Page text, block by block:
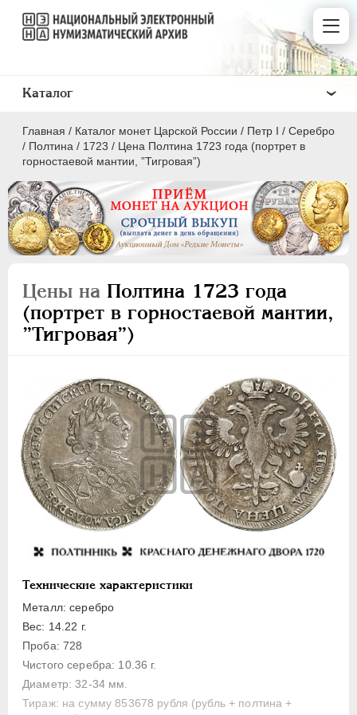
Главная / Каталог монет Царской России / Пeтр I / Серебро
/ Полтина / 1723 / Цена Полтина 1723 года (портрет в
горностаевой мантии, ”Тигровая”)
Цены на Полтина 1723 года
(портрет в горностаевой мантии,
”Тигровая”)
Технические характеристики
Металл: серебро
Вес: 14.22 г.
Проба: 728
Чистого серебра: 10.36 г.
Диаметр: 32-34 мм.
Тираж: на сумму 853678 рубля (рубль + полтина +
Каталог
ПEТР I 1699 - 1725
Серебро
1 рубль
Полтина
Гривенник
Гривна
10 денег
5 копеек
Алтын(ник)
1 копейка
Пробные
Монетовидные жетоны
ЕКАТЕРИНА I
ПЕТР II 1727-1729
АННА ИОАННОВНА 1730-1740
ИОАНН АНТОНОВИЧ